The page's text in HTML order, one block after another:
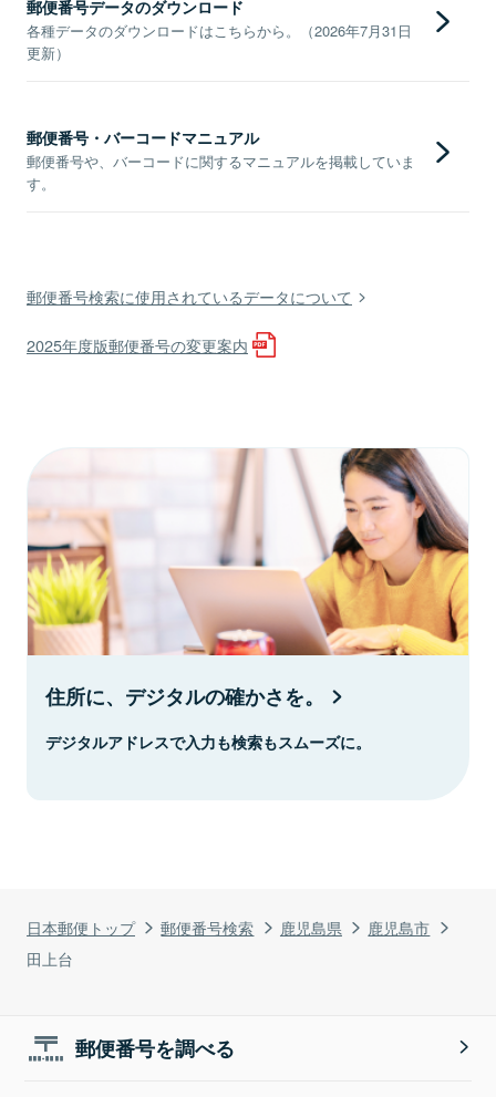
日本郵便トップ 郵便番号検索 鹿児島県
鹿児島市
田上台
郵便番号データのダウンロード
各種データのダウンロードはこちらから。（2026年7月31日
更新）
郵便番号・バーコードマニュアル
郵便番号や、バーコードに関するマニュアルを掲載していま
す。
郵便番号検索に使用されているデータについて
2025年度版郵便番号の変更案内
住所に、デジタルの確かさを。
デジタルアドレスで入力も検索もスムーズに。
郵便番号を調べる